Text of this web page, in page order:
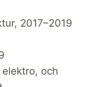
2017–2019
och